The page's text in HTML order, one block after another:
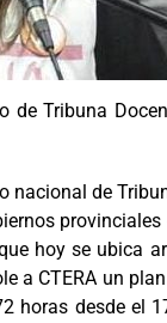
de Tribuna
de
hoy se ubica
a CTERA un
horas desde